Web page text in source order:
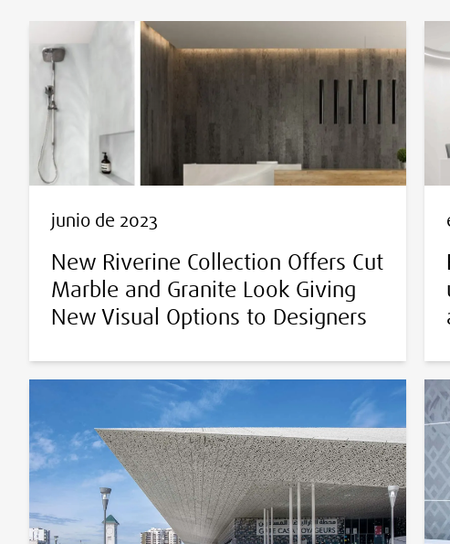
junio de 2023
New Riverine Collection Offers Cut
Marble and Granite Look Giving
New Visual Options to Designers